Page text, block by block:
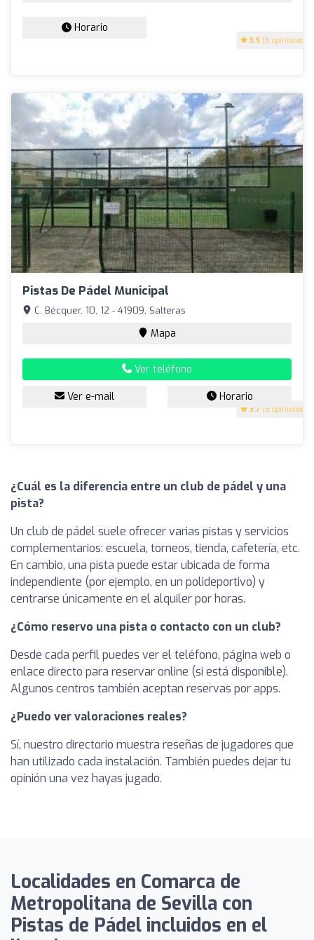
3.5 (6 opiniones)
Horario
Pistas De Pádel Municipal
3.7 (6 opiniones)
C. Bécquer, 10, 12 - 41909, Salteras
Mapa
Ver teléfono
Ver e-mail Horario
¿Cuál es la diferencia entre un club de pádel y una
pista?
Un club de pádel suele ofrecer varias pistas y servicios
complementarios: escuela, torneos, tienda, cafetería, etc.
En cambio, una pista puede estar ubicada de forma
independiente (por ejemplo, en un polideportivo) y
centrarse únicamente en el alquiler por horas.
¿Cómo reservo una pista o contacto con un club?
Desde cada perfil puedes ver el teléfono, página web o
enlace directo para reservar online (si está disponible).
Algunos centros también aceptan reservas por apps.
¿Puedo ver valoraciones reales?
Sí, nuestro directorio muestra reseñas de jugadores que
han utilizado cada instalación. También puedes dejar tu
opinión una vez hayas jugado.
Localidades en Comarca de
Metropolitana de Sevilla con
Pistas de Pádel incluidos en el